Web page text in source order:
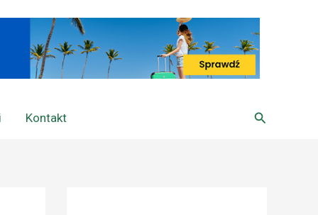
Kontakt Szukaj